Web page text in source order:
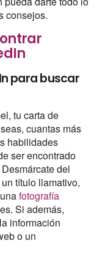
consejos.
para buscar
tu carta de
cuantas más
habilidades
ser encontrado
del
título llamativo,
fotografía
Si además,
información
o un